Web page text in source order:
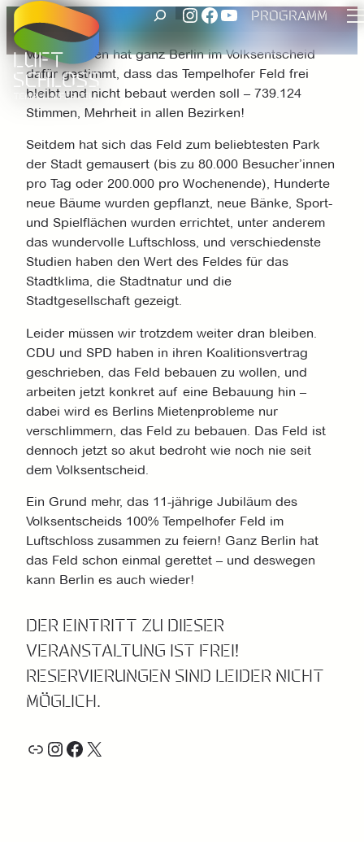
Zum
Inhalt
springen
SUCHEN UNSER INSTAGRAM ACCOUNT
FACEBOOK
UNSER YOUTUBE-KANALPROGRAMM
Vor 11 Jahren hat ganz Berlin im Volksentscheid
dafür gestimmt, dass das Tempelhofer Feld frei
bleibt und nicht bebaut werden soll – 739.124
Stimmen, Mehrheit in allen Bezirken!
Seitdem hat sich das Feld zum beliebtesten Park
der Stadt gemausert (bis zu 80.000 Besucher’innen
pro Tag oder 200.000 pro Wochenende), Hunderte
neue Bäume wurden gepflanzt, neue Bänke, Sport-
und Spielflächen wurden errichtet, unter anderem
das wundervolle Luftschloss, und verschiedenste
Studien haben den Wert des Feldes für das
Stadtklima, die Stadtnatur und die
Stadtgesellschaft gezeigt.
Leider müssen wir trotzdem weiter dran bleiben.
CDU und SPD haben in ihren Koalitionsvertrag
geschrieben, das Feld bebauen zu wollen, und
arbeiten jetzt konkret auf eine Bebauung hin –
dabei wird es Berlins Mietenprobleme nur
verschlimmern, das Feld zu bebauen. Das Feld ist
dennoch jetzt so akut bedroht wie noch nie seit
dem Volksentscheid.
Ein Grund mehr, das 11-jährige Jubiläum des
Volksentscheids 100% Tempelhofer Feld im
Luftschloss zusammen zu feiern! Ganz Berlin hat
das Feld schon einmal gerettet – und deswegen
kann Berlin es auch wieder!
DER EINTRITT ZU DIESER
VERANSTALTUNG IST FREI!
RESERVIERUNGEN SIND LEIDER NICHT
MÖGLICH.
LinkInstagram
Facebook
X